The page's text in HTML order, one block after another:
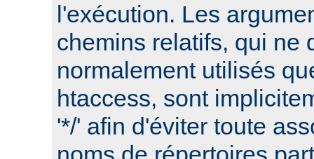
l'exécution. Les
chemins relatifs, qui ne
normalement utilisés
htaccess, sont
'*/' afin d'éviter toute